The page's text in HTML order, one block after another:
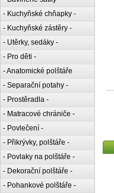
- Kuchyňské chňapky -
- Kuchyňské zástěry -
- Utěrky, sedáky -
- Pro děti -
- Anatomické polštáře
- Separační potahy -
- Prostěradla -
- Matracové chrániče -
- Povlečení -
- Přikrývky, polštáře -
- Povlaky na polštáře -
- Dekorační polštáře -
- Pohankové polštáře -